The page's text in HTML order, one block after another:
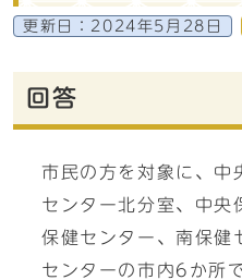
更新日： 2024年5月28日
回答
市民の方を対象に、中
センター北分室、中央
保健センター、南保健
センターの市内6か所